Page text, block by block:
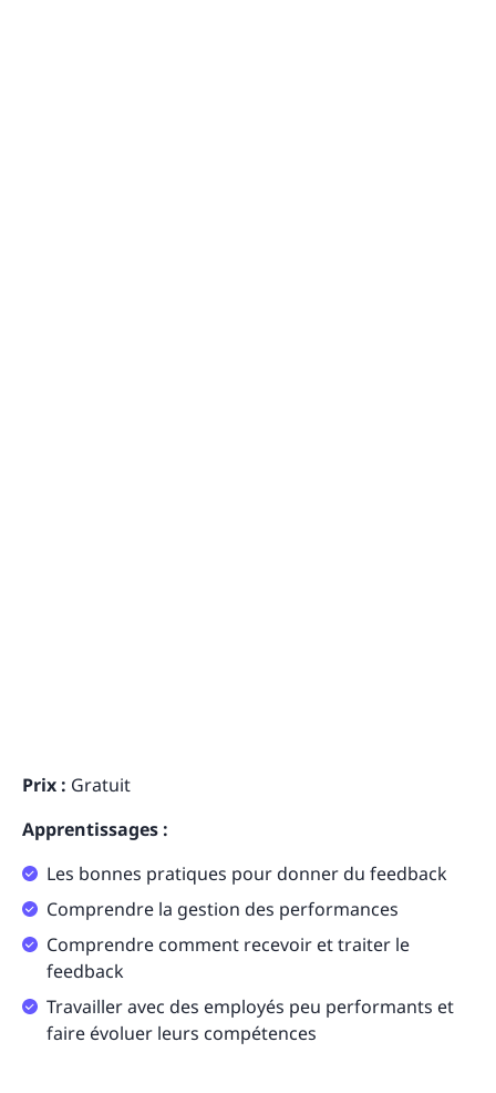
Prix : Gratuit
Apprentissages :
Les bonnes pratiques pour donner du feedback
Comprendre la gestion des performances
Comprendre comment recevoir et traiter le
feedback
Travailler avec des employés peu performants et
faire évoluer leurs compétences